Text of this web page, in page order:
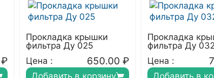
₽
Прокладка крышки
фильтра Ду 025
Цена :
650.00 ₽
Добавить в корзину
Прокладка
фильтра Ду 032
Цена :
Добавить в